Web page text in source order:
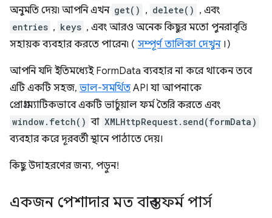
অনুমতি দেয়৷ আপনি এখন get() , delete() , এবং
entries , keys , এবং আরও অনেক কিছুর মতো পুনরাবৃত্তি
সহায়ক ব্যবহার করতে পারেন৷ ( সম্পূর্ণ তালিকা দেখুন।)
আপনি যদি ইতিমধ্যেই FormData ব্যবহার না করে থাকেন তবে
এটি একটি সহজ, ভাল-সমর্থিত API যা আপনাকে
প্রোগ্রাম্যাটিকভাবে একটি ভার্চুয়াল ফর্ম তৈরি করতে এবং
window.fetch() বা XMLHttpRequest.send(formData)
ব্যবহার করে দূরবর্তী স্থানে পাঠাতে দেয়।
কিছু উদাহরণের জন্য, পড়ুন!
একজন পেশাদার মত বাস্তব ফর্ম পার্স